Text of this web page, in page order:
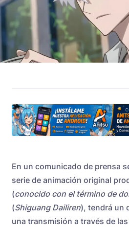
En un comunicado de prensa
serie de animación original
(conocido con el término de
(Shiguang Dailiren), tendrá un
una transmisión a través de